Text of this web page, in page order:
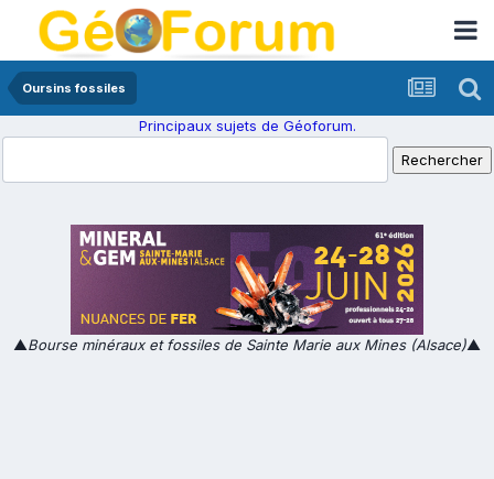
Oursins fossiles
Principaux sujets de Géoforum.
▲Bourse minéraux et fossiles de Sainte Marie aux Mines (Alsace)▲